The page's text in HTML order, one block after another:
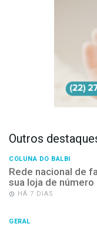
Outros
COLUNA DO BALBI
Rede nacional de
sua loja de número
HÁ 7 DIAS
GERAL